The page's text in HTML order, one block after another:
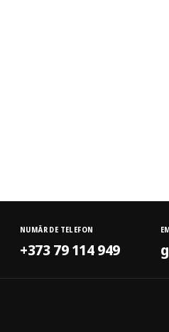
NUMĂR DE TELEFON
+373 79 114 949